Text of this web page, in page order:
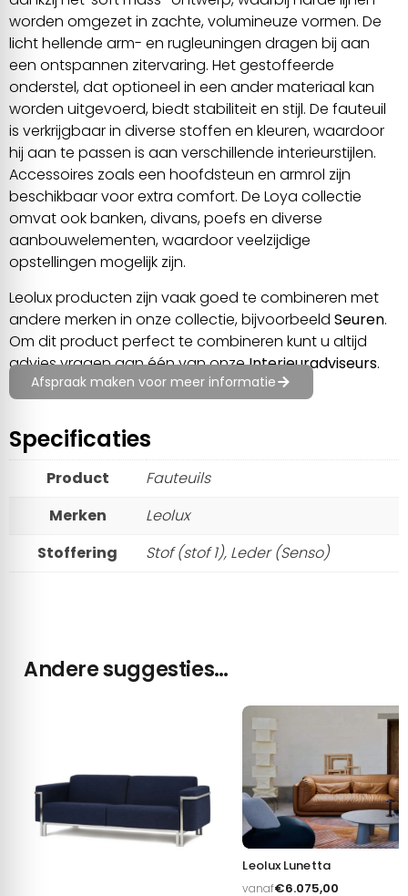
worden omgezet in zachte, volumineuze vormen. De
licht hellende arm- en rugleuningen dragen bij aan
een ontspannen zitervaring. Het gestoffeerde
onderstel, dat optioneel in een ander materiaal kan
worden uitgevoerd, biedt stabiliteit en stijl. De fauteuil
is verkrijgbaar in diverse stoffen en kleuren, waardoor
hij aan te passen is aan verschillende interieurstijlen.
Accessoires zoals een hoofdsteun en armrol zijn
beschikbaar voor extra comfort. De Loya collectie
omvat ook banken, divans, poefs en diverse
aanbouwelementen, waardoor veelzijdige
opstellingen mogelijk zijn.
Leolux producten zijn vaak goed te combineren met
andere merken in onze collectie, bijvoorbeeld Seuren.
Om dit product perfect te combineren kunt u altijd
advies vragen aan één van onzeInterieuradviseurs.
Afspraak maken voor meer informatie
Specificaties
Product
Fauteuils
Merken
Leolux
Stoffering
Stof (stof 1), Leder (Senso)
Andere suggesties…
Leolux Lunetta
vanaf€6.075,00